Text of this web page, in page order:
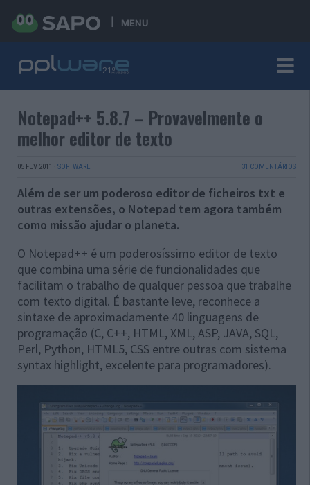
MENU
Notepad++ 5.8.7 – Provavelmente o
melhor editor de texto
05 FEV 2011 · SOFTWARE 31 COMENTÁRIOS
Além de ser um poderoso editor de ficheiros txt e
outras extensões, o Notepad tem agora também
como missão ajudar o planeta.
O Notepad++ é um poderosíssimo editor de texto
que combina uma série de funcionalidades que
facilitam o trabalho de qualquer pessoa que trabalhe
com texto digital. É bastante leve, reconhece a
sintaxe de aproximadamente 40 linguagens de
programação (C, C++, HTML, XML, ASP, JAVA, SQL,
Perl, Python, HTML5, CSS entre outras com sistema
syntax highlight, excelente para programadores).